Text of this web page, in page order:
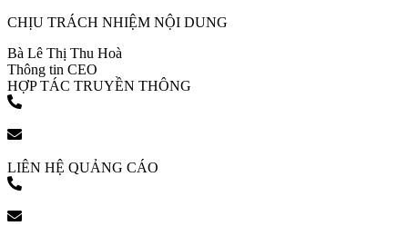
CHỊU TRÁCH NHIỆM NỘI DUNG
Bà Lê Thị Thu Hoà
Thông tin CEO
HỢP TÁC TRUYỀN THÔNG
LIÊN HỆ QUẢNG CÁO